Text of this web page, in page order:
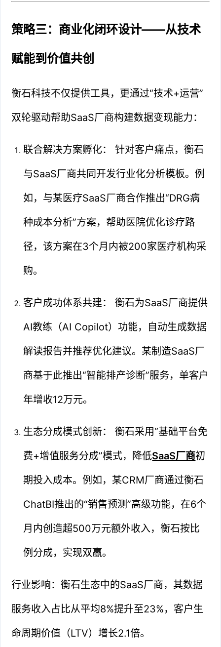
策略三：商业化闭环设计——从技术
赋能到价值共创
衡石科技不仅提供工具，更通过“技术+运营”
双轮驱动帮助SaaS厂商构建数据变现能力：
联合解决方案孵化： 针对客户痛点，衡石
与SaaS厂商共同开发行业化分析模板。例
如，与某医疗SaaS厂商合作推出“DRG病
种成本分析”方案，帮助医院优化诊疗路
径，该方案在3个月内被200家医疗机构采
购。
客户成功体系共建： 衡石为SaaS厂商提供
AI教练（AI Copilot）功能，自动生成数据
解读报告并推荐优化建议。某制造SaaS厂
商基于此推出“智能排产诊断”服务，单客户
年增收12万元。
生态分成模式创新： 衡石采用“基础平台免
费+增值服务分成”模式，降低SaaS厂商初
期投入成本。例如，某CRM厂商通过衡石
ChatBI推出的“销售预测”高级功能，在6个
月内创造超500万元额外收入，衡石按比
例分成，实现双赢。
行业影响：衡石生态中的SaaS厂商，其数据
服务收入占比从平均8%提升至23%，客户生
命周期价值（LTV）增长2.1倍。